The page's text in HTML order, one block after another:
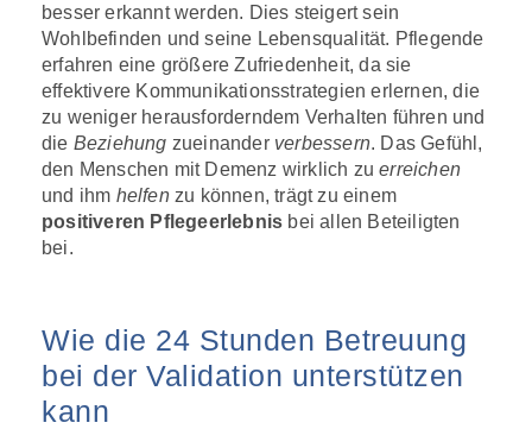
besser erkannt werden. Dies steigert sein
Wohlbefinden und seine Lebensqualität. Pflegende
erfahren eine größere Zufriedenheit, da sie
effektivere Kommunikationsstrategien erlernen, die
zu weniger herausforderndem Verhalten führen und
die Beziehung zueinander verbessern. Das Gefühl,
den Menschen mit Demenz wirklich zuerreichen
und ihm helfen zu können, trägt zu einem
positiveren Pflegeerlebnis bei allen Beteiligten
bei.
Wie die 24 Stunden Betreuung
bei der Validation unterstützen
kann